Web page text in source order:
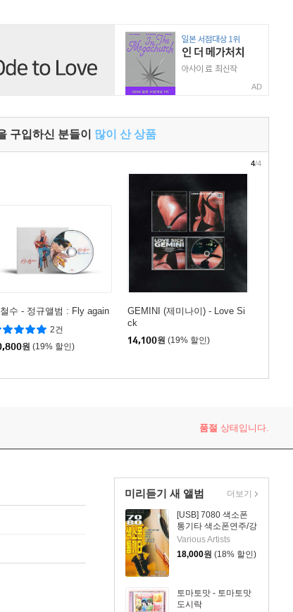
AD
구입하신 분들이 많이 산 상품
수 - 정규앨범 : Fly again
2건
원 (19% 할인)
GEMINI (제미나이) - Love Si
ck
14,100원 (19% 할인)
4/4
품절 상태입니다.
미리듣기 새 앨범
[USB] 7080 색소폰
통기타 색소폰연주/강
승용
Various Artists
18,000원 (18% 할인)
토마토맛 - 토마토맛
도시락
더보기